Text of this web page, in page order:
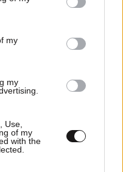
its third-party tags to
in below Google
my
my
Use,
of my
with the
κανόνες σχολιασμού